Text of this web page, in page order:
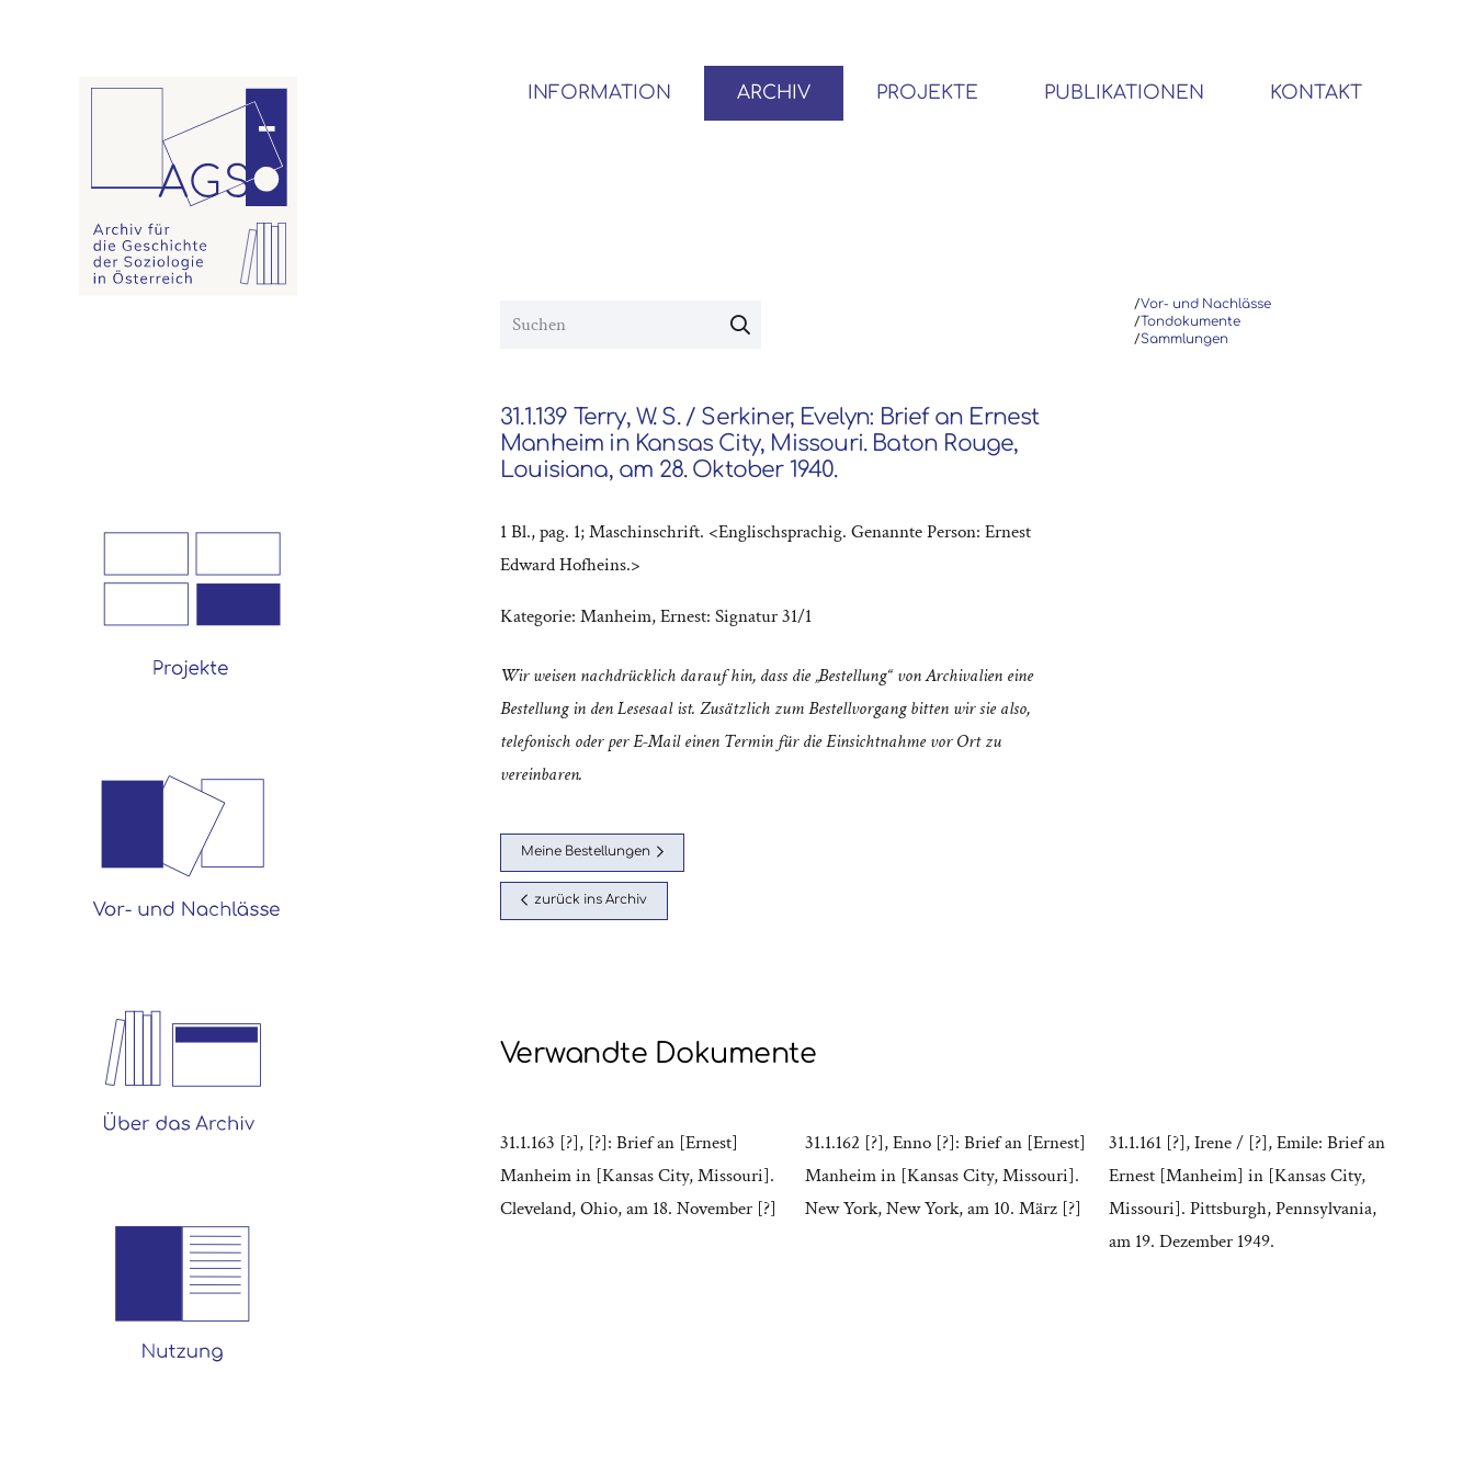
INFORMATION ARCHIV PROJEKTE PUBLIKATIONEN KONTAKT
/Vor- und Nachlässe
/Tondokumente
/Sammlungen
31.1.139 Terry, W. S. / Serkiner, Evelyn: Brief an Ernest
Manheim in Kansas City, Missouri. Baton Rouge,
Louisiana, am 28. Oktober 1940.
1 Bl., pag. 1; Maschinschrift. <Englischsprachig. Genannte Person: Ernest
Edward Hofheins.>
Kategorie: Manheim, Ernest: Signatur 31/1
Wir weisen nachdrücklich darauf hin, dass die „Bestellung“ von Archivalien eine
Bestellung in den Lesesaal ist. Zusätzlich zum Bestellvorgang bitten wir sie also,
telefonisch oder per E-Mail einen Termin für die Einsichtnahme vor Ort zu
vereinbaren.
Meine Bestellungen
zurück ins Archiv
Verwandte Dokumente
31.1.163 [?], [?]: Brief an [Ernest]
Manheim in [Kansas City, Missouri].
Cleveland, Ohio, am 18. November [?]
31.1.162 [?], Enno [?]: Brief an [Ernest]
Manheim in [Kansas City, Missouri].
New York, New York, am 10. März [?]
31.1.161 [?], Irene / [?], Emile: Brief an
Ernest [Manheim] in [Kansas City,
Missouri]. Pittsburgh, Pennsylvania,
am 19. Dezember 1949.